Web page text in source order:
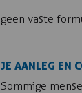
geen vaste
JE AANLEG EN
Sommige